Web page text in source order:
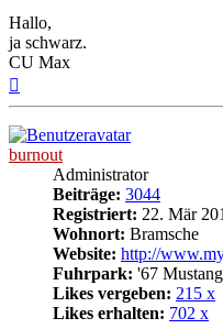
Hallo,
ja schwarz.
CU Max
burnout
Administrator
Beiträge: 3044
Registriert: 22. Mär
Wohnort: Bramsche
Website: http://
Fuhrpark: '67
Likes vergeben: 215 x
Likes erhalten: 702 x